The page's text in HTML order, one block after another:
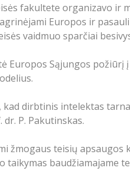
fakultete organizavo ir
Europos ir
vaidmuo sparčiai
Europos Sąjungos
dirbtinis intelektas
P. Pakutinskas.
teisių apsaugos
baudžiamajame